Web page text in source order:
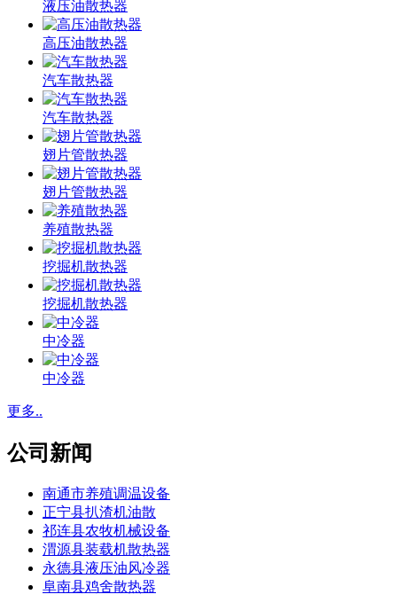
液压油散热器
高压油散热器
汽车散热器
汽车散热器
翅片管散热器
翅片管散热器
养殖散热器
挖掘机散热器
挖掘机散热器
中冷器
中冷器
更多..
公司新闻
南通市养殖调温设备
正宁县扒渣机油散
祁连县农牧机械设备
渭源县装载机散热器
永德县液压油风冷器
阜南县鸡舍散热器